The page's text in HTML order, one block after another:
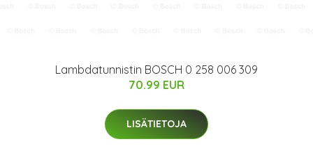
Lambdatunnistin BOSCH 0 258 006 309
70.99 EUR
LISÄTIETOJA